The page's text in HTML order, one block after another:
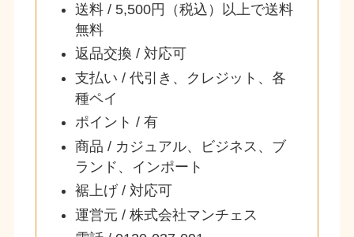
送料 / 5,500円（税込）以上で送料
無料
返品交換 / 対応可
支払い / 代引き、クレジット、各
種ペイ
ポイント / 有
商品 / カジュアル、ビジネス、ブ
ランド、インポート
裾上げ / 対応可
運営元 / 株式会社マンチェス